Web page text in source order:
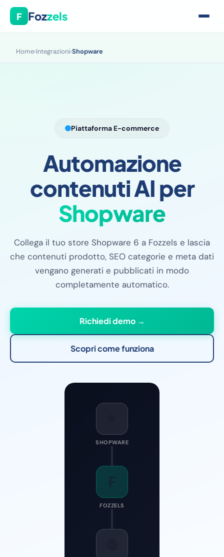
F Fozzels
Home›Integrazioni›Shopware
Piattaforma E-commerce
Automazione
contenuti AI per
Shopware
Collega il tuo store Shopware 6 a Fozzels e lascia
che contenuti prodotto, SEO categorie e meta dati
vengano generati e pubblicati in modo
completamente automatico.
Richiedi demo →
Scopri come funziona
SHOPWARE
F
FOZZELS